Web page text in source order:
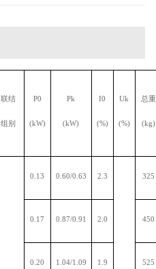
联结
组别
P0
(kW)
Pk
(kW)
I0
(%)
Uk
(%)
总重
(kg)
0.13 0.60/0.63 2.3 325
0.17 0.87/0.91 2.0 450
0.20 1.04/1.09 1.9 525